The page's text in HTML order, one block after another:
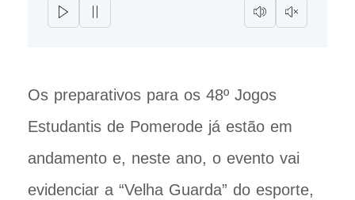
Os preparativos para os 48º Jogos
Estudantis de Pomerode já estão em
andamento e, neste ano, o evento vai
evidenciar a “Velha Guarda” do esporte,